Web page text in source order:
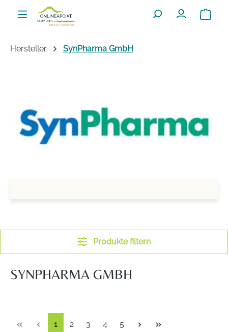
Zum Hauptinhalt springen
Hersteller SynPharma GmbH
Produkte filtern
SYNPHARMA GMBH
Seite
1 Seite
2 Seite
3 Seite
4 Seite
5